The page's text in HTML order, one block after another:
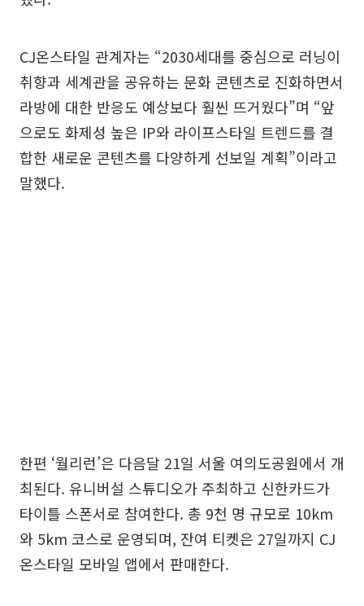
CJ온스타일 관계자는 “2030세대를 중심으로 러닝이
취향과 세계관을 공유하는 문화 콘텐츠로 진화하면서
라방에 대한 반응도 예상보다 훨씬 뜨거웠다”며 “앞
으로도 화제성 높은 IP와 라이프스타일 트렌드를 결
합한 새로운 콘텐츠를 다양하게 선보일 계획”이라고
말했다.
한편 ‘월리런’은 다음달 21일 서울 여의도공원에서 개
최된다. 유니버설 스튜디오가 주최하고 신한카드가
타이틀 스폰서로 참여한다. 총 9천 명 규모로 10km
와 5km 코스로 운영되며, 잔여 티켓은 27일까지 CJ
온스타일 모바일 앱에서 판매한다.